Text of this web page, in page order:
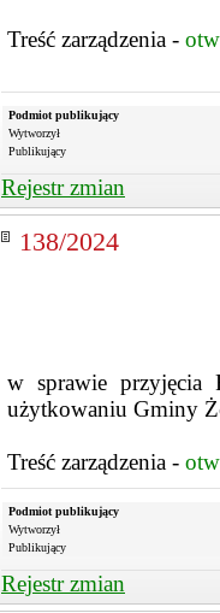
Treść zarządzenia -
Podmiot publikujący
Wytworzył
Publikujący
Rejestr zmian
138/2024
w sprawie przyjęcia
użytkowaniu Gminy
Treść zarządzenia -
Podmiot publikujący
Wytworzył
Publikujący
Rejestr zmian